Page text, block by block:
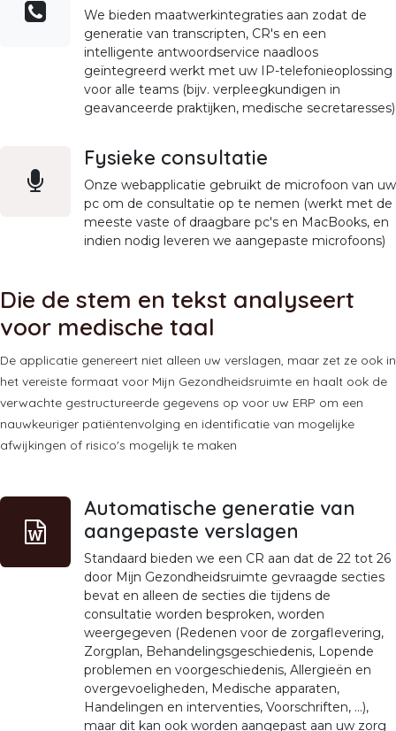
We bieden maatwerkintegraties aan zodat de
generatie van transcripten, CR's en een
intelligente antwoordservice naadloos
geïntegreerd werkt met uw IP-telefonieoplossing
voor alle teams (bijv. verpleegkundigen in
geavanceerde praktijken, medische secretaresses)
Fysieke consultatie
Onze webapplicatie gebruikt de microfoon van uw
pc om de consultatie op te nemen (werkt met de
meeste vaste of draagbare pc's en MacBooks, en
indien nodig leveren we aangepaste microfoons)
Die de stem en tekst analyseert
voor medische taal
De applicatie genereert niet alleen uw verslagen, maar zet ze ook in
het vereiste formaat voor Mijn Gezondheidsruimte en haalt ook de
verwachte gestructureerde gegevens op voor uw ERP om een
nauwkeuriger patiëntenvolging en identificatie van mogelijke
afwijkingen of risico's mogelijk te maken
Automatische generatie van
aangepaste verslagen
Standaard bieden we een CR aan dat de 22 tot 26
door Mijn Gezondheidsruimte gevraagde secties
bevat en alleen de secties die tijdens de
consultatie worden besproken, worden
weergegeven (Redenen voor de zorgaflevering,
Zorgplan, Behandelingsgeschiedenis, Lopende
problemen en voorgeschiedenis, Allergieën en
overgevoeligheden, Medische apparaten,
Handelingen en interventies, Voorschriften, ...),
maar dit kan ook worden aangepast aan uw zorg